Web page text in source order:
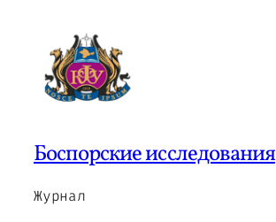
Боспорские исследования
Журнал